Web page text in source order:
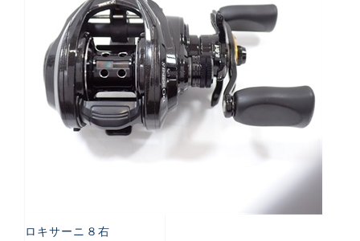
ロキサーニ８右